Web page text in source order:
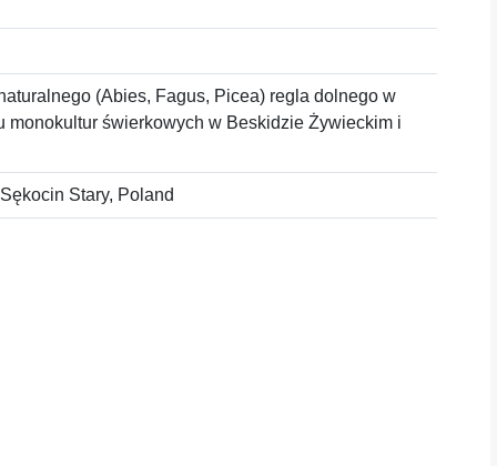
(Abies, Fagus, Picea) regla dolnego w
monokultur świerkowych w Beskidzie Żywieckim i
Stary, Poland